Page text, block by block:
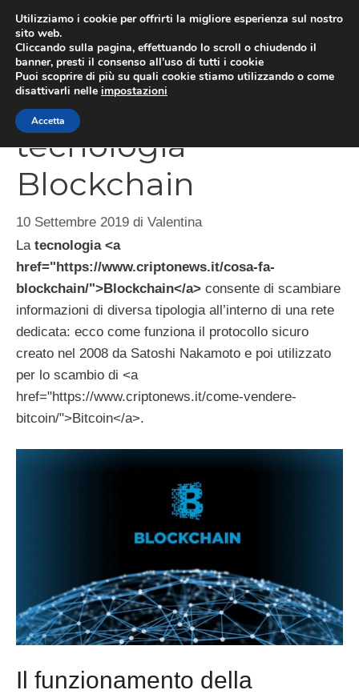
contenuto
Come funziona la
tecnologia
Blockchain
10 Settembre 2019 di Valentina
La tecnologia <a
href="https://www.criptonews.it/cosa-fa-
blockchain/">Blockchain</a> consente di scambiare
informazioni di diversa tipologia all’interno di una rete
dedicata: ecco come funziona il protocollo sicuro
creato nel 2008 da Satoshi Nakamoto e poi utilizzato
per lo scambio di <a
href="https://www.criptonews.it/come-vendere-
bitcoin/">Bitcoin</a>.
Il funzionamento della
Utilizziamo i cookie per offrirti la migliore esperienza sul nostro
sito web.
Cliccando sulla pagina, effettuando lo scroll o chiudendo il
banner, presti il consenso all’uso di tutti i cookie
Puoi scoprire di più su quali cookie stiamo utilizzando o come
disattivarli nelle impostazioni
Accetta